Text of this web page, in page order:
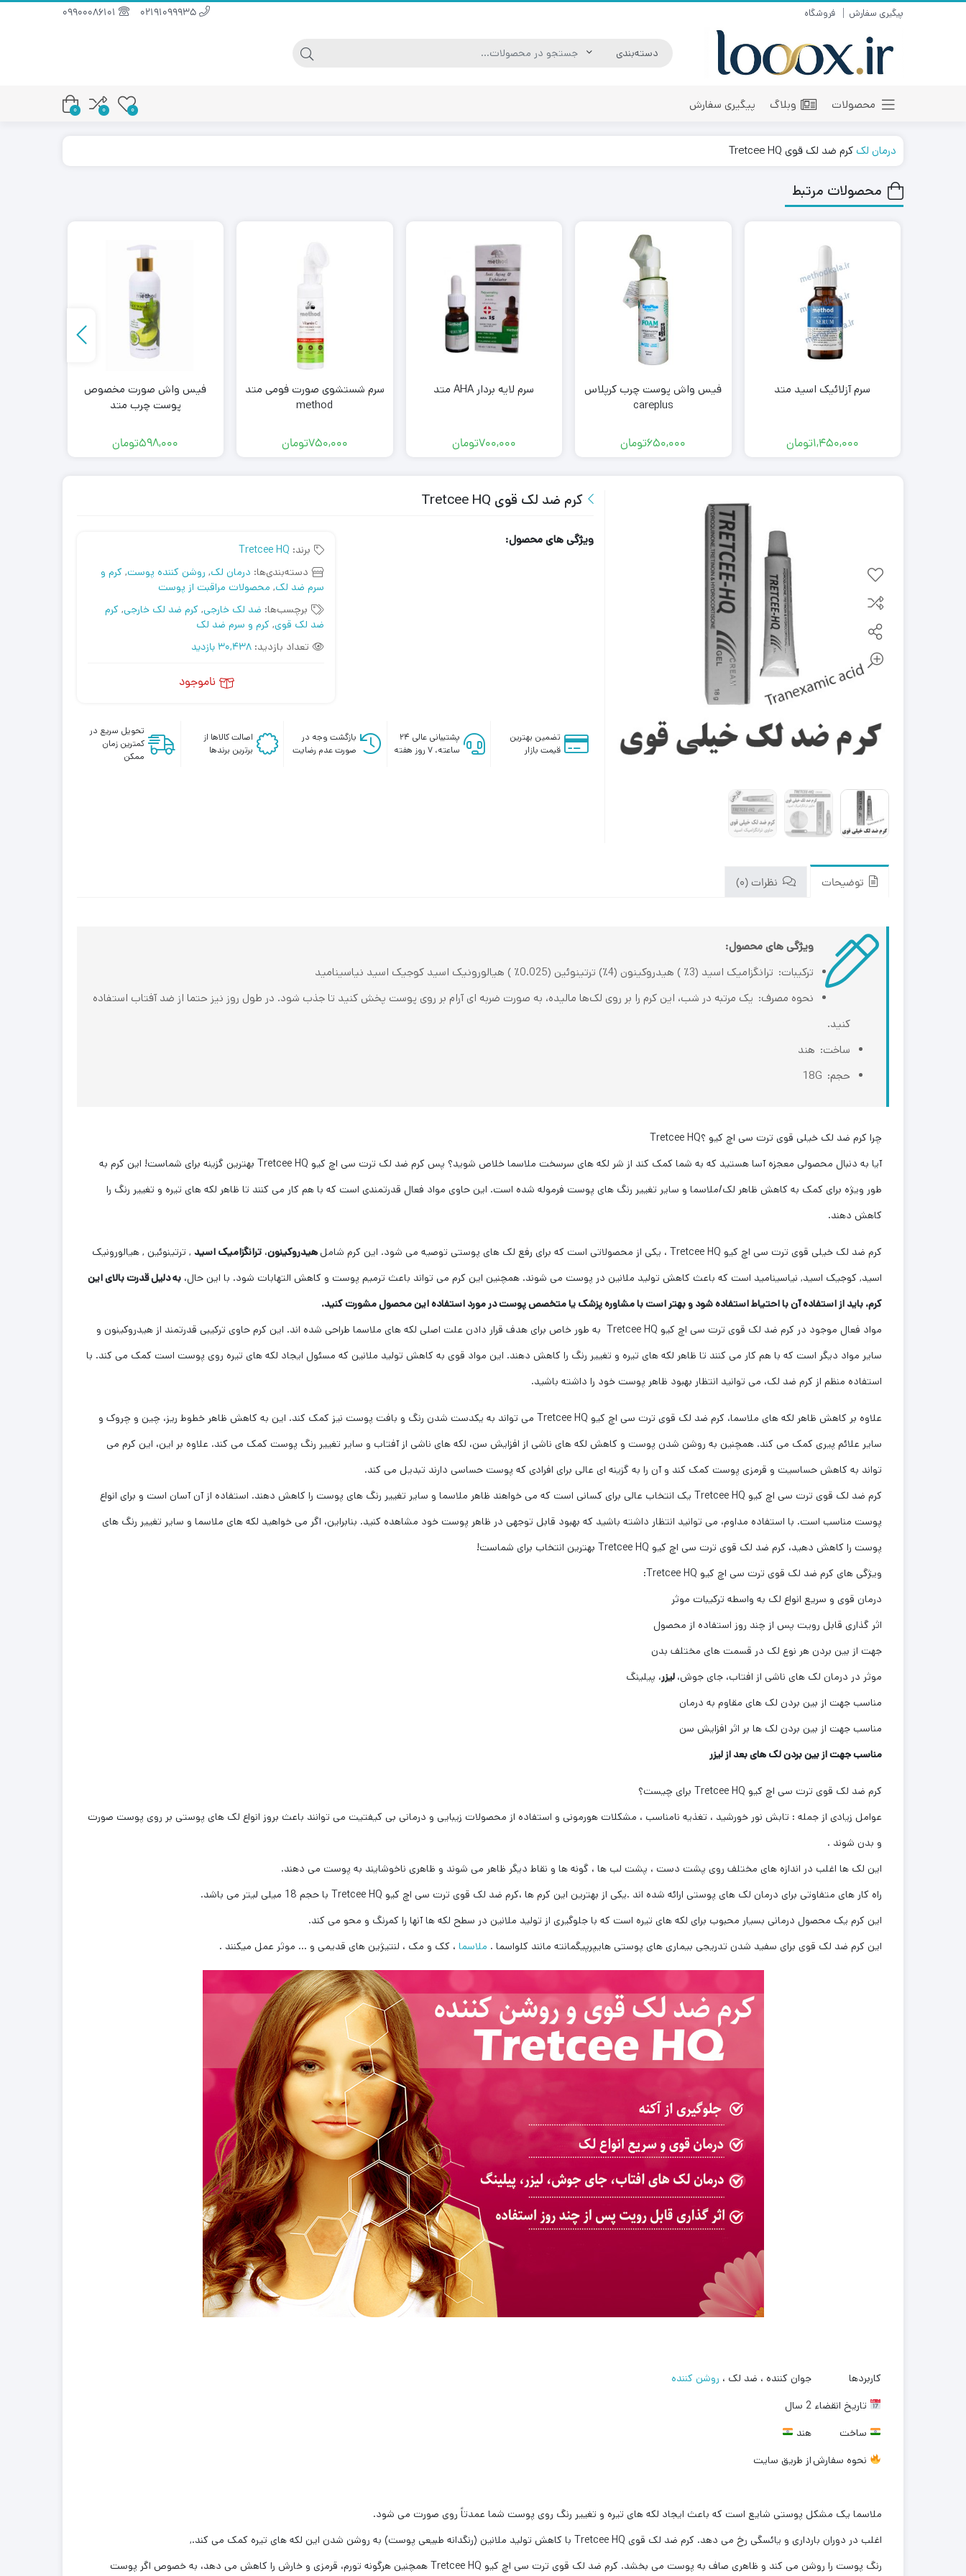
پیگیری سفارش فروشگاه
محصولات وبلاگ پیگیری سفارش 0
0
0
درمان لککرم ضد لک قوی Tretcee HQ
محصولات مرتبط
سرم آزلائیک اسید متد
1,450,000تومان
فیس واش پوست چرب کرپلاس
careplus
650,000تومان
سرم لایه بردار AHA متد
700,000تومان
سرم شستشوی صورت فومی متد
method
750,000تومان
فیس واش صورت مخصوص
پوست چرب متد
598,000تومان
کرم ضد لک قوی Tretcee HQ
ویژگی های محصول:
برند: Tretcee HQ
دسته‌بندی‌ها: درمان لک, روشن کننده پوست, کرم و
سرم ضد لک, محصولات مراقبت از پوست
برچسب‌ها: ضد لک خارجی, کرم ضد لک خارجی, کرم
ضد لک قوی, کرم و سرم ضد لک
تعداد بازدید: 30,438 بازدید
ناموجود
تضمین بهترین
قیمت بازار
پشتیبانی عالی ۲۴
ساعته، ۷ روز هفته
بازگشت وجه در
صورت عدم رضایت
اصالت کالاها از
برترین برندها
تحویل سریع در
کمترین زمان
ممکن
توضیحات نظرات (0)
ویژگی های محصول:
ترکیبات: ترانگزامیک اسید (3٪ ) هیدروکینون (4٪) ترتینوئین (0.025٪ ) هیالورونیک اسید کوجیک اسید نیاسینامید
نحوه مصرف: یک مرتبه در شب، این کرم را بر روی لک‌ها مالیده، به صورت ضربه ای آرام بر روی پوست پخش کنید تا جذب شود. در طول روز نیز حتما از ضد آفتاب استفاده
کنید.
ساخت: هند
حجم: 18G
چرا کرم ضد لک خیلی قوی ترت سی اچ کیو ؟Tretcee HQ
آیا به دنبال محصولی معجزه آسا هستید که به شما کمک کند از شر لکه های سرسخت ملاسما خلاص شوید؟ پس کرم ضد لک ترت سی اچ کیو Tretcee HQ بهترین گزینه برای شماست! این کرم به
طور ویژه برای کمک به کاهش ظاهر لک/ملاسما و سایر تغییر رنگ های پوست فرموله شده است. این حاوی مواد فعال قدرتمندی است که با هم کار می کنند تا ظاهر لکه های تیره و تغییر رنگ را
کاهش دهند.
کرم ضد لک خیلی قوی ترت سی اچ کیو Tretcee HQ ، یکی از محصولاتی است که برای رفع لک های پوستی توصیه می شود. این کرم شامل هیدروکینون، ترانگزامیک اسید , ترتینوئین , هیالورونیک
اسید, کوجیک اسید, نیاسینامید است که باعث کاهش تولید ملانین در پوست می شوند. همچنین این کرم می تواند باعث ترمیم پوست و کاهش التهابات شود. با این حال، به دلیل قدرت بالای این
کرم، باید از استفاده آن با احتیاط استفاده شود و بهتر است با مشاوره پزشک یا متخصص پوست در مورد استفاده این محصول مشورت کنید.
مواد فعال موجود در کرم ضد لک قوی ترت سی اچ کیو Tretcee HQ به طور خاص برای هدف قرار دادن علت اصلی لکه های ملاسما طراحی شده اند. این کرم حاوی ترکیبی قدرتمند از هیدروکینون و
سایر مواد دیگر است که با هم کار می کنند تا ظاهر لکه های تیره و تغییر رنگ را کاهش دهند. این مواد قوی به کاهش تولید ملانین که مسئول ایجاد لکه های تیره روی پوست است کمک می کند. با
استفاده منظم از کرم ضد لک، می توانید انتظار بهبود ظاهر پوست خود را داشته باشید.
علاوه بر کاهش ظاهر لکه های ملاسما، کرم ضد لک قوی ترت سی اچ کیو Tretcee HQ می تواند به یکدست شدن رنگ و بافت پوست نیز کمک کند. این به کاهش ظاهر خطوط ریز، چین و چروک و
سایر علائم پیری کمک می کند. همچنین به روشن شدن پوست و کاهش لکه های ناشی از افزایش سن، لکه های ناشی از آفتاب و سایر تغییر رنگ پوست کمک می کند. علاوه بر این، این کرم می
تواند به کاهش حساسیت و قرمزی پوست کمک کند و آن را به گزینه ای عالی برای افرادی که پوست حساسی دارند تبدیل می کند.
کرم ضد لک قوی ترت سی اچ کیو Tretcee HQ یک انتخاب عالی برای کسانی است که می خواهند ظاهر ملاسما و سایر تغییر رنگ های پوست را کاهش دهند. استفاده از آن آسان است و برای انواع
پوست مناسب است. با استفاده مداوم، می توانید انتظار داشته باشید که بهبود قابل توجهی در ظاهر پوست خود مشاهده کنید. بنابراین، اگر می خواهید لکه های ملاسما و سایر تغییر رنگ های
پوست را کاهش دهید، کرم ضد لک قوی ترت سی اچ کیو Tretcee HQ بهترین انتخاب برای شماست!
ویژگی های کرم ضد لک قوی ترت سی اچ کیو Tretcee HQ:
درمان قوی و سریع انواع لک به واسطه ترکیبات موثر
اثر گذاری قابل رویت پس از چند روز استفاده از محصول
جهت از بین بردن هر نوع لک در قسمت های مختلف بدن
موثر در درمان لک های ناشی از افتاب، جای جوش، لیزر، پیلینگ
مناسب جهت از بین بردن لک های مقاوم به درمان
مناسب جهت از بین بردن لک ها بر اثر افزایش سن
مناسب جهت از بین بردن لک های بعد از لیزر
کرم ضد لک قوی ترت سی اچ کیو Tretcee HQ برای چیست؟
عوامل زیادی از جمله : تابش نور خورشید ، تغذیه نامناسب ، مشکلات هورمونی و استفاده از محصولات زیبایی و درمانی بی کیفتیت می توانند باعث بروز انواع لک های پوستی بر روی پوست صورت
و بدن شوند .
این لک ها اغلب در اندازه های مختلف روی پشت دست ، پشت لب ها ، گونه ها و نقاط دیگر ظاهر می شوند و ظاهری ناخوشایند به پوست می دهند.
راه کار های متفاوتی برای درمان لک های پوستی ارائه شده اند .یکی از بهترین این کرم ها ،کرم ضد لک قوی ترت سی اچ کیو Tretcee HQ با حجم 18 میلی لیتر می باشد.
این کرم یک محصول درمانی بسیار محبوب برای لکه های تیره است که با جلوگیری از تولید ملانین در سطح لکه ها آنها را کمرنگ و محو می کند.
این کرم ضد لک قوی برای سفید شدن تدریجی بیماری های پوستی هایپرپیگمانته مانند کلواسما . ملاسما ، کک و مک ، لنتیژین های قدیمی و … موثر عمل میکنند .
کاربردها جوان کننده ، ضد لک ، روشن کننده
تاریخ انقضاء 2 سال
ساخت
هند
نحوه سفارش از طریق سایت
ملاسما یک مشکل پوستی شایع است که باعث ایجاد لکه های تیره و تغییر رنگ روی پوست شما عمدتاً روی صورت می شود.
اغلب در دوران بارداری و یائسگی رخ می دهد. کرم ضد لک قوی Tretcee HQ با کاهش تولید ملانین (رنگدانه طبیعی پوست) به روشن شدن این لکه های تیره کمک می کند.,
رنگ پوست را روشن می کند و ظاهری صاف به پوست می بخشد. کرم ضد لک قوی ترت سی اچ کیو Tretcee HQ همچنین هرگونه تورم، قرمزی و خارش را کاهش می دهد، به خصوص اگر پوست